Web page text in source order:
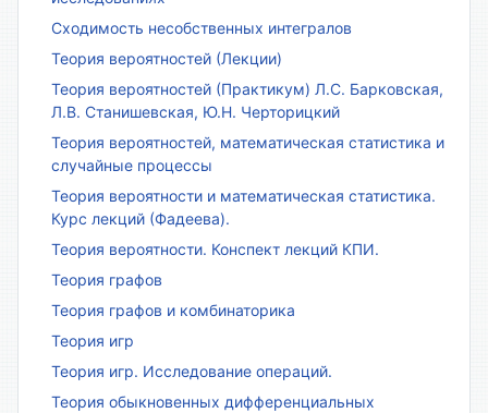
Сходимость несобственных интегралов
Теория вероятностей (Лекции)
Теория вероятностей (Практикум) Л.С. Барковская,
Л.В. Станишевская, Ю.Н. Черторицкий
Теория вероятностей, математическая статистика и
случайные процессы
Теория вероятности и математическая статистика.
Курс лекций (Фадеева).
Теория вероятности. Конспект лекций КПИ.
Теория графов
Теория графов и комбинаторика
Теория игр
Теория игр. Исследование операций.
Теория обыкновенных дифференциальных